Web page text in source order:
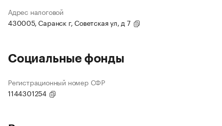
Адрес налоговой
430005, Саранск г, Советская ул, д 7
Социальные фонды
Регистрационный номер СФР
1144301254